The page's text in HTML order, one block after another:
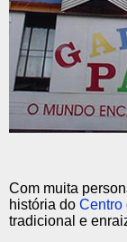
Com muita
história do Centro
tradicional e